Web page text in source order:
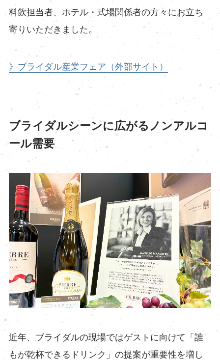
料飲担当者、ホテル・式場関係者の方々にお立ち
寄りいただきました。
》ブライダル産業フェア（外部サイト）
ブライダルシーンに広がるノンアルコ
ール需要
近年、ブライダルの現場ではゲストに向けて「誰
もが乾杯できるドリンク」の提案が重要性を増し